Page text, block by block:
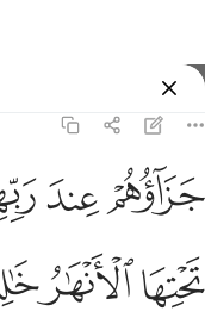
خالدين فيها ابدا
خَـٰلِدِينَ فِيهَآ أَبَدًۭا
ﱝﱞ
ﱤﱥ